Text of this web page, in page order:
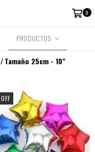
0
PRODUCTOS
/Tamaño 25cm - 10"
OFF